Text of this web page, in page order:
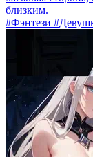
близким.
#Фэнтези